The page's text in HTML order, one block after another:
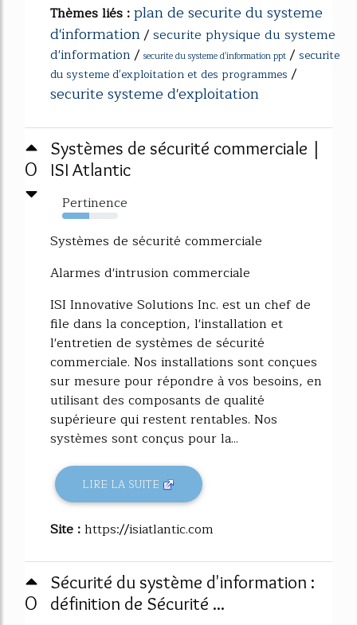
Thèmes liés :plan de securite du systeme
d'information/securite physique du systeme
d'information/ securite du systeme d'information ppt / securite
du systeme d'exploitation et des programmes /
securite systeme d'exploitation
0
Systèmes de sécurité commerciale |
ISI Atlantic
Pertinence
48%
Systèmes de sécurité commerciale
Alarmes d'intrusion commerciale
ISI Innovative Solutions Inc. est un chef de
file dans la conception, l'installation et
l'entretien de systèmes de sécurité
commerciale. Nos installations sont conçues
sur mesure pour répondre à vos besoins, en
utilisant des composants de qualité
supérieure qui restent rentables. Nos
systèmes sont conçus pour la...
LIRE LA SUITE
Site :https://isiatlantic.com
0
Sécurité du système d'information :
définition de Sécurité ...